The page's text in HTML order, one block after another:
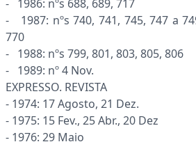
- 1986: nºs 688, 689, 717
- 1987: nºs 740, 741, 745, 747 a
770
- 1988: nºs 799, 801, 803, 805, 806
- 1989: nº 4 Nov.
EXPRESSO. REVISTA
- 1974: 17 Agosto, 21 Dez.
- 1975: 15 Fev., 25 Abr., 20 Dez
- 1976: 29 Maio